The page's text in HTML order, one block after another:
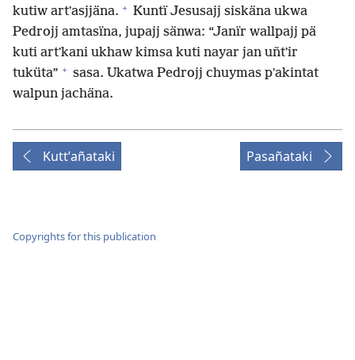
kutiw artʼasjjäna. + Kuntï Jesusajj siskäna ukwa
Pedrojj amtasïna, jupajj sänwa: “Janïr wallpajj pä
kuti artʼkani ukhaw kimsa kuti nayar jan uñtʼir
tuküta” + sasa. Ukatwa Pedrojj chuymas pʼakintat
walpun jachäna.
Kuttʼañataki Pasañataki
Copyrights for this publication